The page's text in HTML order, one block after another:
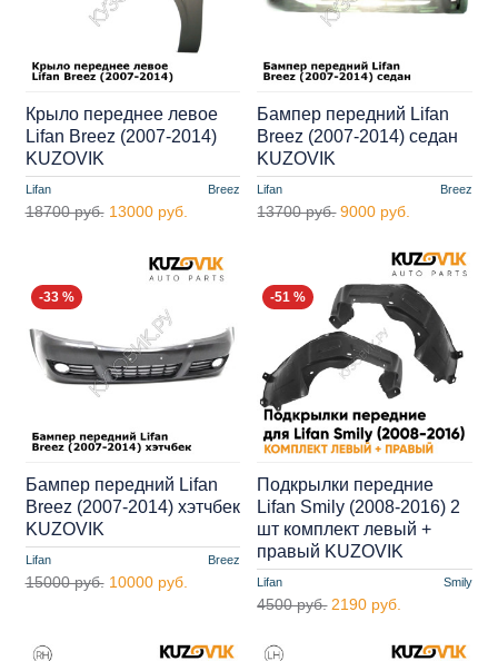
Lifan Breez
Крыло переднее левое
Lifan Breez (2007-2014)
KUZOVIK
18700 руб. 13000 руб.
Lifan Breez
Бампер передний Lifan
Breez (2007-2014) седан
KUZOVIK
13700 руб. 9000 руб.
-33 %
Lifan Breez
Бампер передний Lifan
Breez (2007-2014) хэтчбек
KUZOVIK
15000 руб. 10000 руб.
-51 %
Lifan Smily
Подкрылки передние
Lifan Smily (2008-2016) 2
шт комплект левый +
правый KUZOVIK
4500 руб. 2190 руб.